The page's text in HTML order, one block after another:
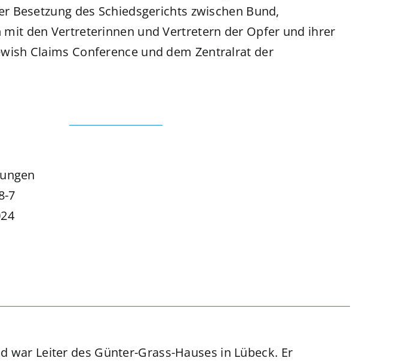
Besetzung des Schiedsgerichts zwischen Bund,
mit den Vertreterinnen und Vertretern der Opfer und ihrer
Claims Conference und dem Zentralrat der
7
Leiter des Günter-Grass-Hauses in Lübeck. Er